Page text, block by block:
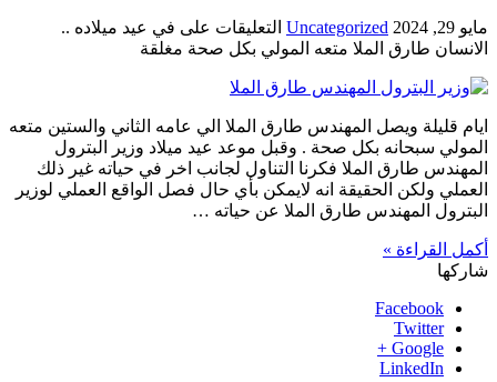
مايو 29, 2024 Uncategorized التعليقات على في عيد ميلاده ..
الانسان طارق الملا متعه المولي بكل صحة مغلقة
ايام قليلة ويصل المهندس طارق الملا الي عامه الثاني والستين متعه
المولي سبحانه بكل صحة . وقبل موعد عيد ميلاد وزير البترول
المهندس طارق الملا فكرنا التناول لجانب اخر في حياته غير ذلك
العملي ولكن الحقيقة انه لايمكن بأي حال فصل الواقع العملي لوزير
البترول المهندس طارق الملا عن حياته …
أكمل القراءة »
شاركها
Facebook
Twitter
Google +
LinkedIn